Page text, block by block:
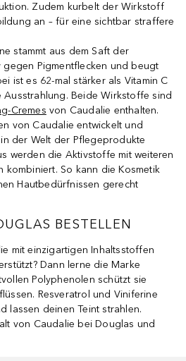
Zudem kurbelt der Wirkstoff
an – für eine sichtbar straffere
stammt aus dem Saft der
gegen Pigmentflecken und beugt
ist es 62-mal stärker als Vitamin C
Beide Wirkstoffe sind
Cremes von Caudalie enthalten.
von Caudalie entwickelt und
der Welt der Pflegeprodukte
werden die Aktivstoffe mit weiteren
kombiniert. So kann die Kosmetik
Hautbedürfnissen gerecht
BESTELLEN
mit einzigartigen Inhaltsstoffen
Dann lerne die Marke
Polyphenolen schützt sie
Resveratrol und Viniferine
lassen deinen Teint strahlen.
von Caudalie bei Douglas und